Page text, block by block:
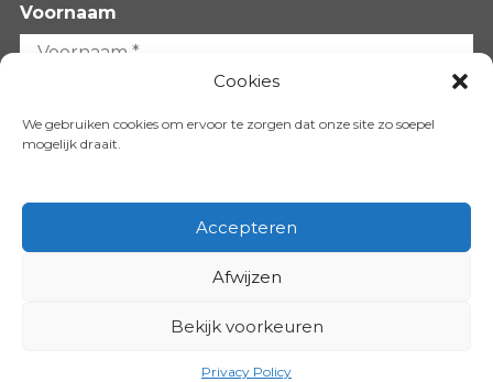
Cookies
We gebruiken cookies om ervoor te zorgen dat onze site zo soepel
mogelijk draait.
Accepteren
Afwijzen
Bekijk voorkeuren
Privacy Policy
Voornaam
VOLG ONS OP: